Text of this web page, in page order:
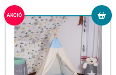
AKCIÓ